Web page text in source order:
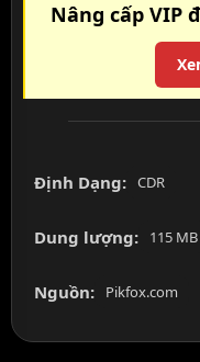
Nâng cấp VIP
Định Dạng: CDR
Dung lượng: 115 MB
Nguồn: Pikfox.com